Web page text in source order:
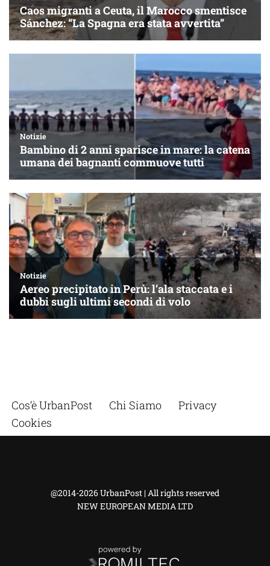
Cos’è UrbanPost Chi Siamo
Privacy
Cookies
@2014-2026 UrbanPost | All rights reserved
NEW EUROPEAN MEDIA LTD